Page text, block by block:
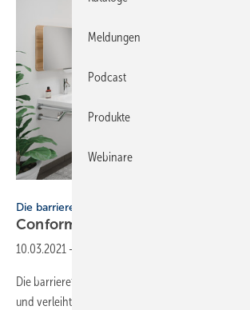
Die barrierefreie Kollektion von VitrA
Conforma
10.03.2021 -
Die barrierefreie Kollektion umfasst neun WCs
und verleiht Bädern durch klares, minimalistisches
Meldungen
Podcast
Produkte
Webinare